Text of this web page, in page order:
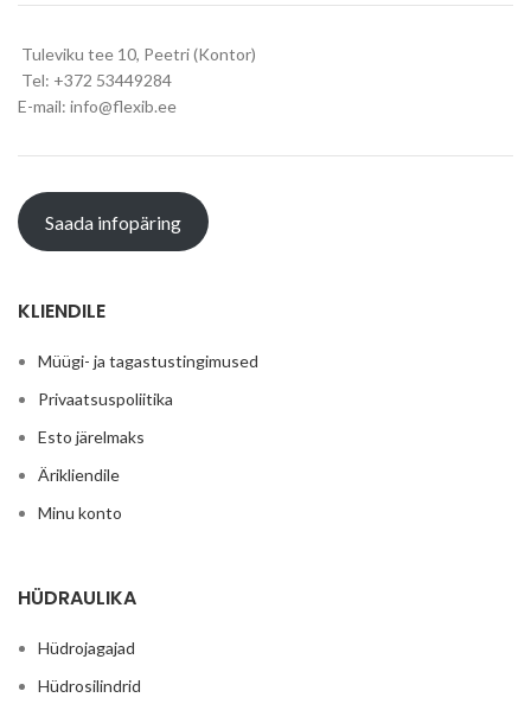
Tuleviku tee 10, Peetri (Kontor)
Tel: +372 53449284
E-mail: info@flexib.ee
Saada infopäring
KLIENDILE
Müügi- ja tagastustingimused
Privaatsuspoliitika
Esto järelmaks
Ärikliendile
Minu konto
HÜDRAULIKA
Hüdrojagajad
Hüdrosilindrid